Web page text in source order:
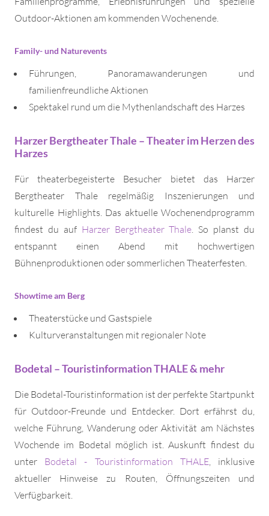
Outdoor-Aktionen am kommenden Wochenende.
Family- und Naturevents
Führungen, Panoramawanderungen und
familienfreundliche Aktionen
Spektakel rund um die Mythenlandschaft des Harzes
Harzer Bergtheater Thale – Theater im Herzen des
Harzes
Für theaterbegeisterte Besucher bietet das Harzer
Bergtheater Thale regelmäßig Inszenierungen und
kulturelle Highlights. Das aktuelle Wochenendprogramm
findest du auf Harzer Bergtheater Thale . So planst du
entspannt einen Abend mit hochwertigen
Bühnenproduktionen oder sommerlichen Theaterfesten.
Showtime am Berg
Theaterstücke und Gastspiele
Kulturveranstaltungen mit regionaler Note
Bodetal – Touristinformation THALE & mehr
Die Bodetal-Touristinformation ist der perfekte Startpunkt
für Outdoor-Freunde und Entdecker. Dort erfährst du,
welche Führung, Wanderung oder Aktivität am Nächstes
Wochende im Bodetal möglich ist. Auskunft findest du
unter Bodetal - Touristinformation THALE, inklusive
aktueller Hinweise zu Routen, Öffnungszeiten und
Verfügbarkeit.